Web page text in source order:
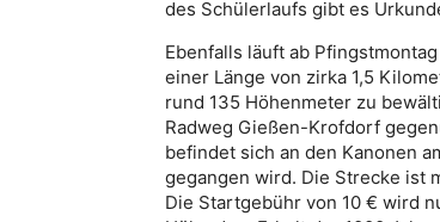
des Schülerlaufs gibt es
Ebenfalls läuft ab
einer Länge von zirka 1,5
rund 135 Höhenmeter zu
Radweg Gießen-Krofdorf
befindet sich an den Kanonen
gegangen wird. Die Strecke ist
Die Startgebühr von 10 € wird